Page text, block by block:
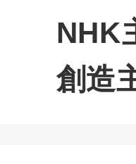
NHK
創造